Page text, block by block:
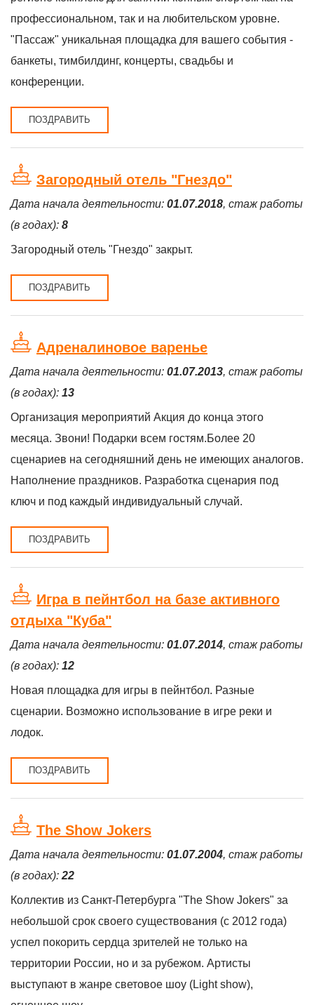
профессиональном, так и на любительском уровне.
"Пассаж" уникальная площадка для вашего события -
банкеты, тимбилдинг, концерты, свадьбы и
конференции.
ПОЗДРАВИТЬ
Загородный отель "Гнездо"
Дата начала деятельности: 01.07.2018, стаж работы
(в годах): 8
Загородный отель "Гнездо" закрыт.
ПОЗДРАВИТЬ
Адреналиновое варенье
Дата начала деятельности: 01.07.2013, стаж работы
(в годах): 13
Организация мероприятий Акция до конца этого
месяца. Звони! Подарки всем гостям.Более 20
сценариев на сегодняшний день не имеющих аналогов.
Наполнение праздников. Разработка сценария под
ключ и под каждый индивидуальный случай.
ПОЗДРАВИТЬ
Игра в пейнтбол на базе активного
отдыха "Куба"
Дата начала деятельности: 01.07.2014, стаж работы
(в годах): 12
Новая площадка для игры в пейнтбол. Разные
сценарии. Возможно использование в игре реки и
лодок.
ПОЗДРАВИТЬ
The Show Jokers
Дата начала деятельности: 01.07.2004, стаж работы
(в годах): 22
Коллектив из Санкт-Петербурга "The Show Jokers" за
небольшой срок своего существования (с 2012 года)
успел покорить сердца зрителей не только на
территории России, но и за рубежом. Артисты
выступают в жанре световое шоу (Light show),